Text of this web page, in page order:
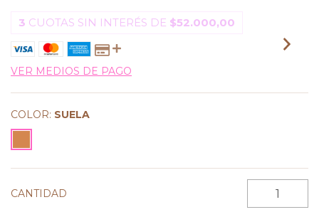
3 CUOTAS SIN INTERÉS DE $52.000,00
VER MEDIOS DE PAGO
COLOR: SUELA
CANTIDAD